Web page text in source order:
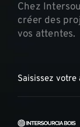
Chez
créer des
vos attentes.